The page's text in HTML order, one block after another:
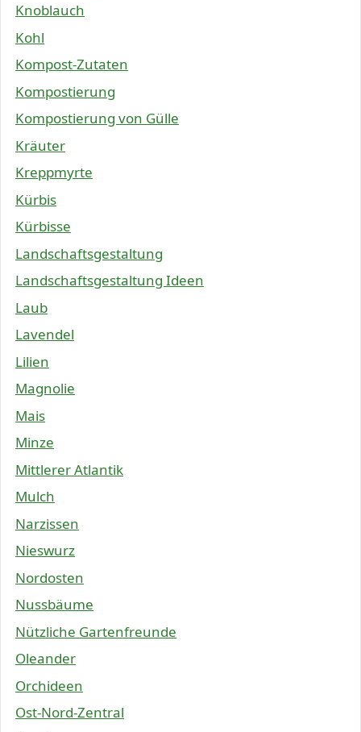
Knoblauch
Kohl
Kompost-Zutaten
Kompostierung
Kompostierung von Gülle
Kräuter
Kreppmyrte
Kürbis
Kürbisse
Landschaftsgestaltung
Landschaftsgestaltung Ideen
Laub
Lavendel
Lilien
Magnolie
Mais
Minze
Mittlerer Atlantik
Mulch
Narzissen
Nieswurz
Nordosten
Nussbäume
Nützliche Gartenfreunde
Oleander
Orchideen
Ost-Nord-Zentral